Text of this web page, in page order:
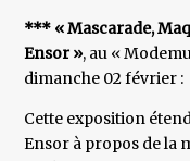
*** « Mascarade,
Ensor », au «
dimanche 02 février :
Cette exposition
Ensor à propos de la